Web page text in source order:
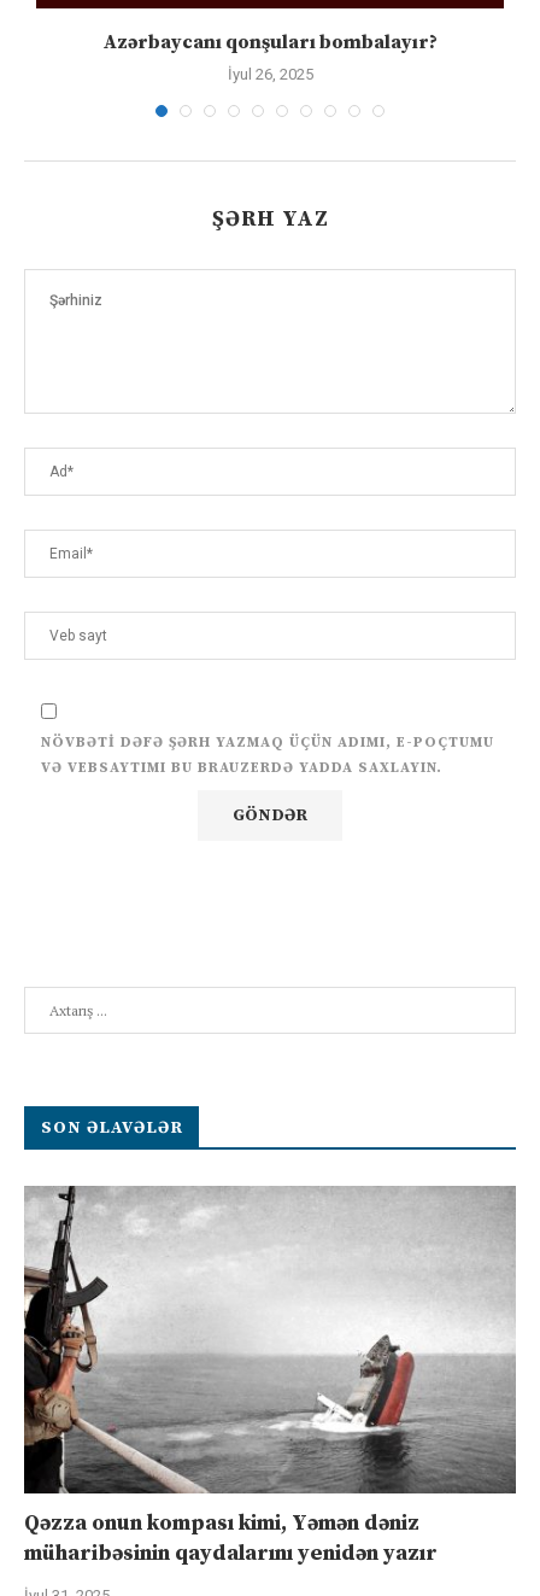
Azərbaycanı qonşuları bombalayır?
İyul 26, 2025
ŞƏRH YAZ
NÖVBƏTI DƏFƏ ŞƏRH YAZMAQ ÜÇÜN ADIMI, E-POÇTUMU
VƏ VEBSAYTIMI BU BRAUZERDƏ YADDA SAXLAYIN.
SON ƏLAVƏLƏR
Qəzza onun kompası kimi, Yəmən dəniz
müharibəsinin qaydalarını yenidən yazır